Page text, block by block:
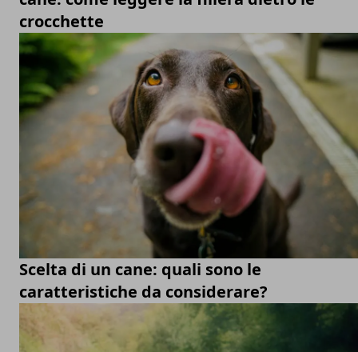
crocchette
Scelta di un cane: quali sono le
caratteristiche da considerare?